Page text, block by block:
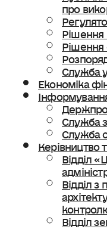
про
Рішення
Служба
Економіка
Служба
Служба
Керівництво
Відділ
Відділ
Відділ